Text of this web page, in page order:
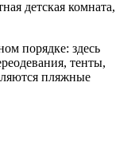
детская комната,
порядке: здесь
тенты,
пляжные